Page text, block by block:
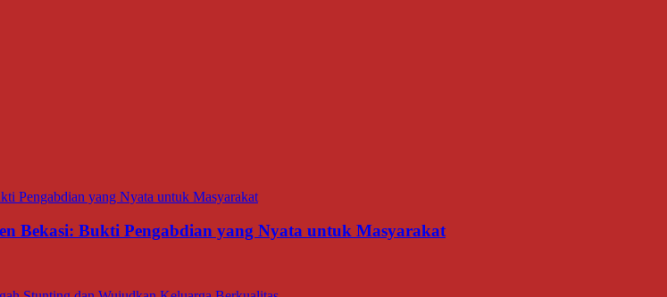
Bekasi: Bukti Pengabdian yang Nyata untuk Masyarakat